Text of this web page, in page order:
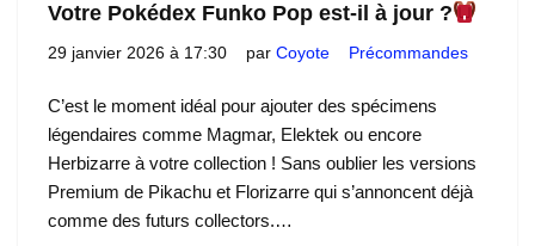
Votre Pokédex Funko Pop est-il à jour ?
29 janvier 2026 à 17:30 par Coyote Précommandes
C’est le moment idéal pour ajouter des spécimens
légendaires comme Magmar, Elektek ou encore
Herbizarre à votre collection ! Sans oublier les versions
Premium de Pikachu et Florizarre qui s’annoncent déjà
comme des futurs collectors.…